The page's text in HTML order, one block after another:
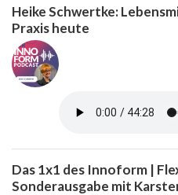
Heike Schwertke:
Praxis heute
Das 1x1 des Innoform |
Sonderausgabe mit